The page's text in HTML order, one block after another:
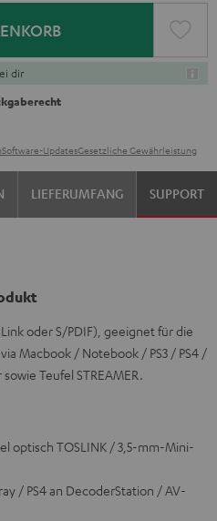
dir
Software-UpdatesGesetzliche Gewährleistung
LIEFERUMFANG SUPPORT
oder S/PDIF), geeignet für die
Macbook / Notebook / PS3 / PS4 /
Teufel STREAMER.
optisch TOSLINK / 3,5-mm-Mini-
/ PS4 an DecoderStation / AV-